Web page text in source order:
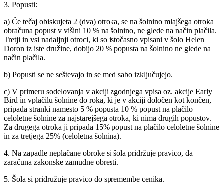
3. Popusti:
a) Če tečaj obiskujeta 2 (dva) otroka, se na šolnino mlajšega otroka
obračuna popust v višini 10 % na šolnino, ne glede na način plačila.
Tretji in vsi nadaljnji otroci, ki so istočasno vpisani v šolo Helen
Doron iz iste družine, dobijo 20 % popusta na šolnino ne glede na
način plačila.
b) Popusti se ne seštevajo in se med sabo izključujejo.
c) V primeru sodelovanja v akciji zgodnjega vpisa oz. akcije Early
Bird in vplačilu šolnine do roka, ki je v akciji določen kot končen,
pripada stranki namesto 5 % popusta 10 % popust na plačilo
celoletne šolnine za najstarejšega otroka, ki nima drugih popustov.
Za drugega otroka ji pripada 15% popust na plačilo celoletne šolnine
in za tretjega 25% (celoletna šolnina).
4. Na zapadle neplačane obroke si šola pridržuje pravico, da
zaračuna zakonske zamudne obresti.
5. Šola si pridružuje pravico do spremembe cenika.